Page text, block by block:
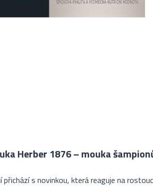
Herber 1876 – mouka
přichází s novinkou, která reaguje na